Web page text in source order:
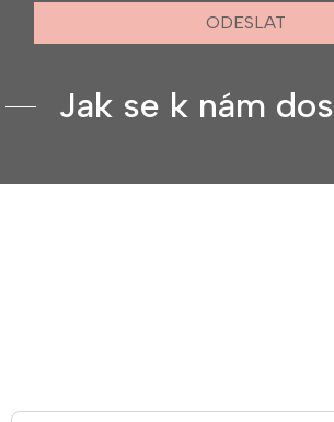
ODESLAT
Jak se k nám